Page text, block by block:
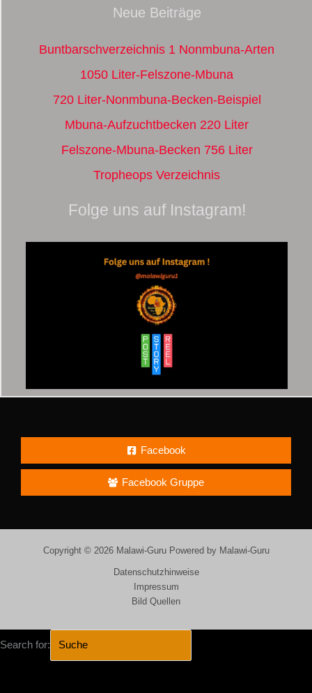
Neue Beiträge
Buntbarschverzeichnis 1 Nonmbuna-Arten
1050 Liter-Felszone-Mbuna
720 Liter-Nonmbuna-Becken-Beispiel
Mbuna-Aufzuchtbecken 220 Liter
Felszone-Mbuna-Becken 756 Liter
Tropheops Verzeichnis
Folge uns auf Instagram!
Facebook
Facebook Gruppe
Copyright © 2026 Malawi-Guru Powered by Malawi-Guru
Datenschutzhinweise
Impressum
Bild Quellen
Search for: